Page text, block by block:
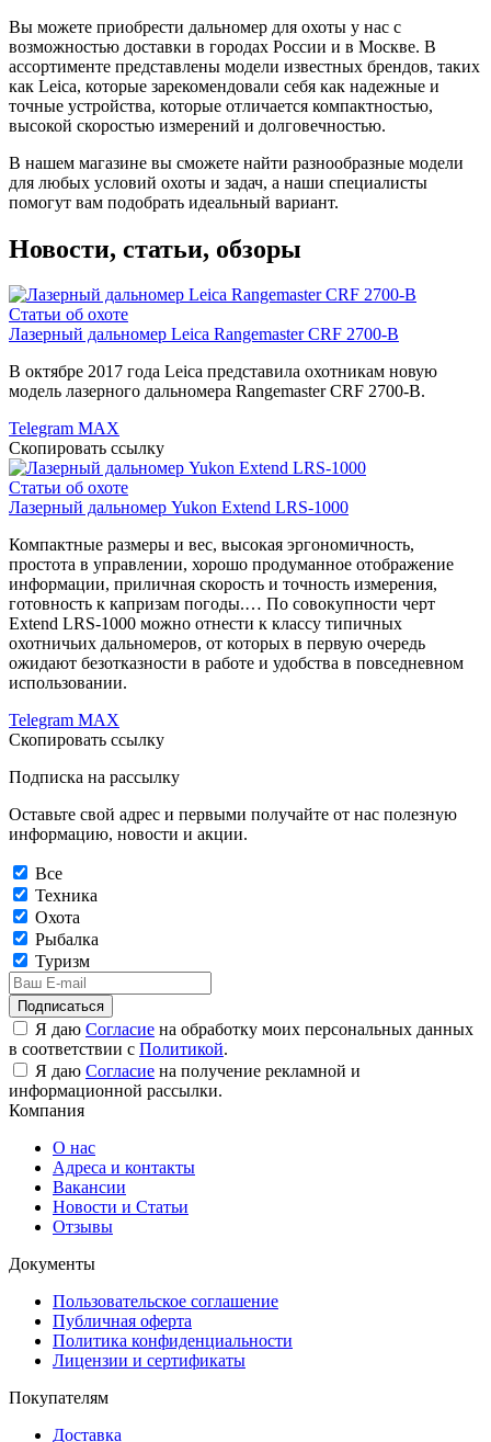
Вы можете приобрести дальномер для охоты у нас с
возможностью доставки в городах России и в Москве. В
ассортименте представлены модели известных брендов, таких
как Leica, которые зарекомендовали себя как надежные и
точные устройства, которые отличается компактностью,
высокой скоростью измерений и долговечностью.
В нашем магазине вы сможете найти разнообразные модели
для любых условий охоты и задач, а наши специалисты
помогут вам подобрать идеальный вариант.
Новости, статьи, обзоры
Статьи об охоте
Лазерный дальномер Leica Rangemaster CRF 2700-B
В октябре 2017 года Leica представила охотникам новую
модель лазерного дальномера Rangemaster CRF 2700-B.
Telegram MAX
Скопировать ссылку
Статьи об охоте
Лазерный дальномер Yukon Extend LRS-1000
Компактные размеры и вес, высокая эргономичность,
простота в управлении, хорошо продуманное отображение
информации, приличная скорость и точность измерения,
готовность к капризам погоды.… По совокупности черт
Extend LRS-1000 можно отнести к классу типичных
охотничьих дальномеров, от которых в первую очередь
ожидают безотказности в работе и удобства в повседневном
использовании.
Telegram MAX
Скопировать ссылку
Подписка на рассылку
Оставьте свой адрес и первыми получайте от нас полезную
информацию, новости и акции.
Все
Техника
Охота
Рыбалка
Туризм
Подписаться
Я даю Согласие на обработку моих персональных данных
в соответствии с Политикой.
Я даю Согласие на получение рекламной и
информационной рассылки.
Компания
О нас
Адреса и контакты
Вакансии
Новости и Статьи
Отзывы
Документы
Пользовательское соглашение
Публичная оферта
Политика конфиденциальности
Лицензии и сертификаты
Покупателям
Доставка